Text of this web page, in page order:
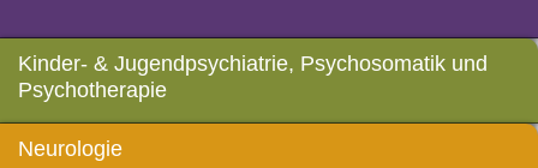
Kinder- & Jugendpsychiatrie, Psychosomatik und
Psychotherapie
Neurologie